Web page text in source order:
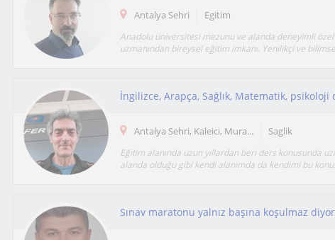
Antalya Sehri Egitim
Anadolu üniversitesi mezunu ve alanda deneyimli
uzmanından bireysel eğitim imkanı. Yenilikçi ve
Antalya Sehri, Kaleici, Mura... Saglik
Eğitim alanında uzun yıllardan beri ders konusunda
alanda olduğu gibi kendi alanımda da kendimi bu
Sınav maratonu yalnız başına koşulmaz